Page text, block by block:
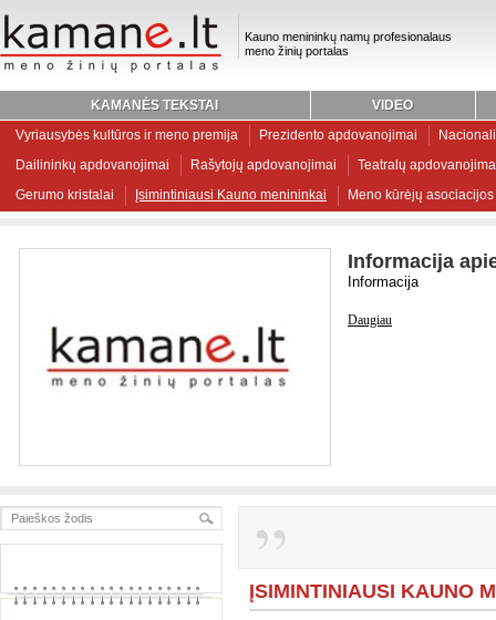
Kauno menininkų namų profesionalaus
meno žinių portalas
KAMANĖS TEKSTAI
VIDEO
Vyriausybės kultūros ir meno premija
Prezidento apdovanojimai
Dailininkų apdovanojimai
Rašytojų apdovanojimai
Teatralų
Gerumo kristalai
Įsimintiniausi Kauno menininkai Meno kūrėjų
Informacija
Informacija
Daugiau
ĮSIMINTINIAUSI KAUNO